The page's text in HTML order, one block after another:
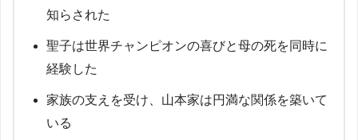
知らされた
聖子は世界チャンピオンの喜びと母の死を同時に
経験した
家族の支えを受け、山本家は円満な関係を築いて
いる